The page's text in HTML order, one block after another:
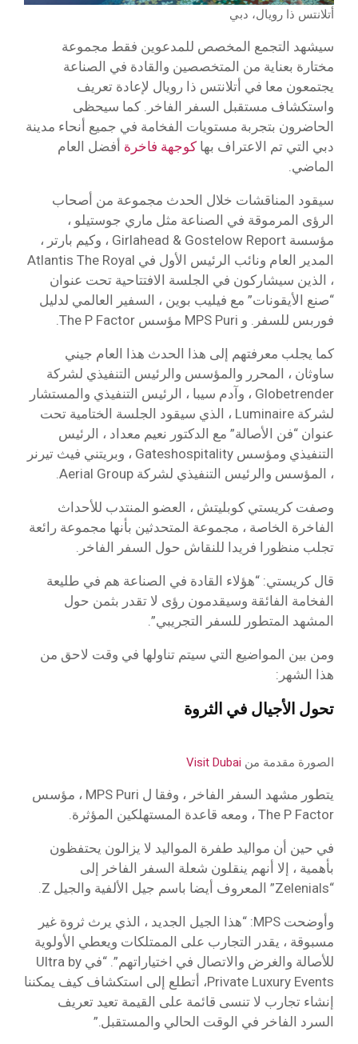
أتلانتس ذا رويال، دبي
سيشهد التجمع المخصص للمدعوين فقط مجموعة
مختارة بعناية من المتخصصين والقادة في الصناعة
يجتمعون معا في أتلانتس ذا رويال لإعادة تعريف
واستكشاف مستقبل السفر الفاخر. كما سيحظى
الحاضرون بتجربة مستويات الفخامة في جميع أنحاء مدينة
دبي التي تم الاعتراف بها كوجهة فاخرة أفضل العام
الماضي.
سيقود المناقشات خلال الحدث مجموعة من أصحاب
الرؤى المرموقة في الصناعة مثل ماري جوستيلو ،
مؤسسة Girlahead & Gostelow Report ، وكيم بارتر ،
المدير العام ونائب الرئيس الأول في Atlantis The Royal
، الذين سيشاركون في الجلسة الافتتاحية تحت عنوان
“صنع الأيقونات” مع فيليب بوين ، السفير العالمي لدليل
فوربس للسفر. و MPS Puri مؤسس The P Factor.
كما يجلب معرفتهم إلى هذا الحدث هذا العام جيني
ساوثان ، المحرر والمؤسس والرئيس التنفيذي لشركة
Globetrender ، وآدم سيبا ، الرئيس التنفيذي والمستشار
لشركة Luminaire ، الذي سيقود الجلسة الختامية تحت
عنوان “فن الأصالة” مع الدكتور نعيم معداد ، الرئيس
التنفيذي ومؤسس Gateshospitality ، وبريتني فيث تيرنر
، المؤسس والرئيس التنفيذي لشركة Aerial Group.
وصفت كريستي كوبليتش ، العضو المنتدب للأحداث
الفاخرة الخاصة ، مجموعة المتحدثين بأنها مجموعة رائعة
تجلب منظورا فريدا للنقاش حول السفر الفاخر.
قال كريستي: “هؤلاء القادة في الصناعة هم في طليعة
الفخامة الفائقة وسيقدمون رؤى لا تقدر بثمن حول
المشهد المتطور للسفر التجريبي”.
ومن بين المواضيع التي سيتم تناولها في وقت لاحق من
هذا الشهر:
تحول الأجيال في الثروة
الصورة مقدمة من Visit Dubai
يتطور مشهد السفر الفاخر ، وفقا ل MPS Puri ، مؤسس
The P Factor ، ومعه قاعدة المستهلكين المؤثرة.
في حين أن مواليد طفرة المواليد لا يزالون يحتفظون
بأهمية ، إلا أنهم ينقلون شعلة السفر الفاخر إلى
“Zelenials” المعروف أيضا باسم جيل الألفية والجيل Z.
وأوضحت MPS: “هذا الجيل الجديد ، الذي يرث ثروة غير
مسبوقة ، يقدر التجارب على الممتلكات ويعطي الأولوية
للأصالة والغرض والاتصال في اختياراتهم”. “في Ultra by
Private Luxury Events، أتطلع إلى استكشاف كيف يمكننا
إنشاء تجارب لا تنسى قائمة على القيمة تعيد تعريف
السرد الفاخر في الوقت الحالي والمستقبل.”